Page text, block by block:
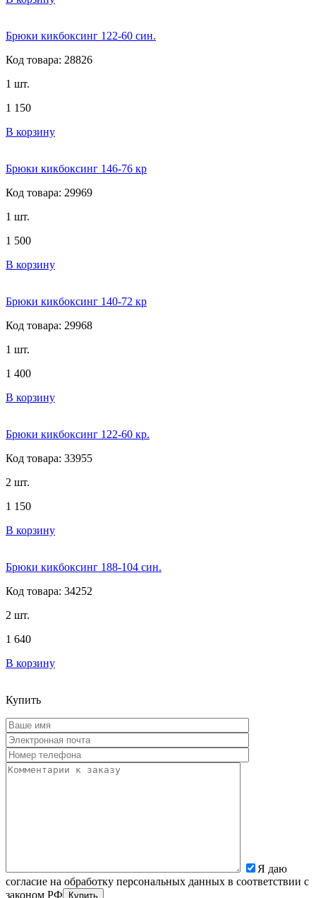
Брюки кикбоксинг 122-60 син.
Код товара: 28826
1 шт.
1 150
В корзину
Брюки кикбоксинг 146-76 кр
Код товара: 29969
1 шт.
1 500
В корзину
Брюки кикбоксинг 140-72 кр
Код товара: 29968
1 шт.
1 400
В корзину
Брюки кикбоксинг 122-60 кр.
Код товара: 33955
2 шт.
1 150
В корзину
Брюки кикбоксинг 188-104 син.
Код товара: 34252
2 шт.
1 640
В корзину
Купить
Я даю
согласие на обработку персональных данных в соответствии с
законом РФ